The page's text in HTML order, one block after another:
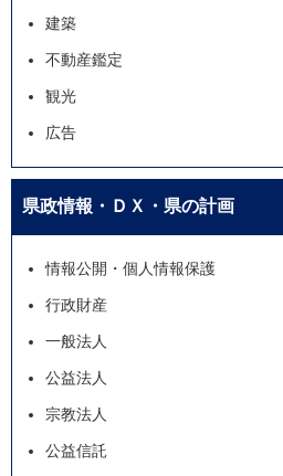
建築
不動産鑑定
観光
広告
県政情報・ＤＸ・県の計画
情報公開・個人情報保護
行政財産
一般法人
公益法人
宗教法人
公益信託